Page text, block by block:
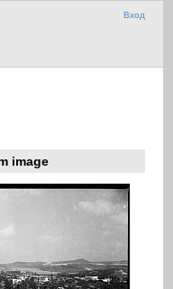
Вход
image